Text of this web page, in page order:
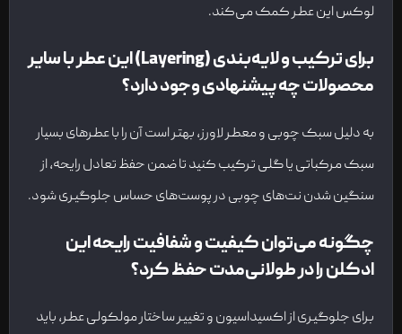
لوکس این عطر کمک می‌کند.
برای ترکیب و لایه‌بندی (Layering) این عطر با سایر
محصولات چه پیشنهادی وجود دارد؟
به دلیل سبک چوبی و معطر لاورز، بهتر است آن را با عطرهای بسیار
سبک مرکباتی یا گلی ترکیب کنید تا ضمن حفظ تعادل رایحه، از
سنگین شدن نت‌های چوبی در پوست‌های حساس جلوگیری شود.
چگونه می‌توان کیفیت و شفافیت رایحه این
ادکلن را در طولانی‌مدت حفظ کرد؟
برای جلوگیری از اکسیداسیون و تغییر ساختار مولکولی عطر، باید